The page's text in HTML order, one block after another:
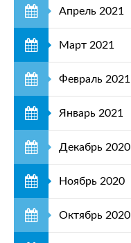
Апрель 2021
Март 2021
Февраль 2021
Январь 2021
Декабрь 2020
Ноябрь 2020
Октябрь 2020